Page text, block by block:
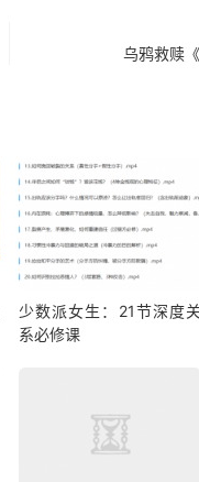
乌鸦救赎
少数派女生：21节深度关
系必修课